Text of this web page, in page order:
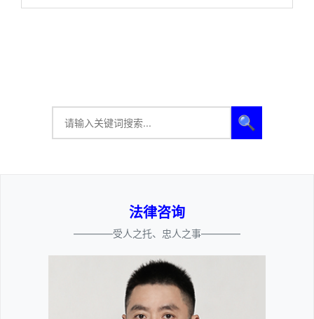
🔍
法律咨询
————受人之托、忠人之事————